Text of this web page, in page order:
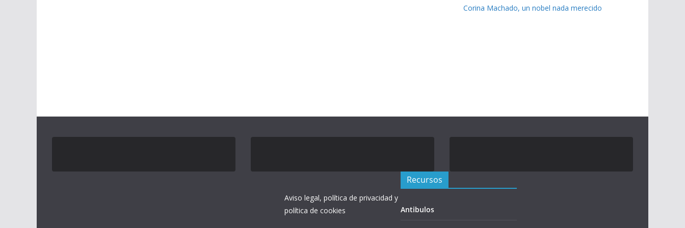
Corina Machado, un nobel nada merecido
Aviso legal, política de privacidad y
política de cookies
Recursos
Antibulos